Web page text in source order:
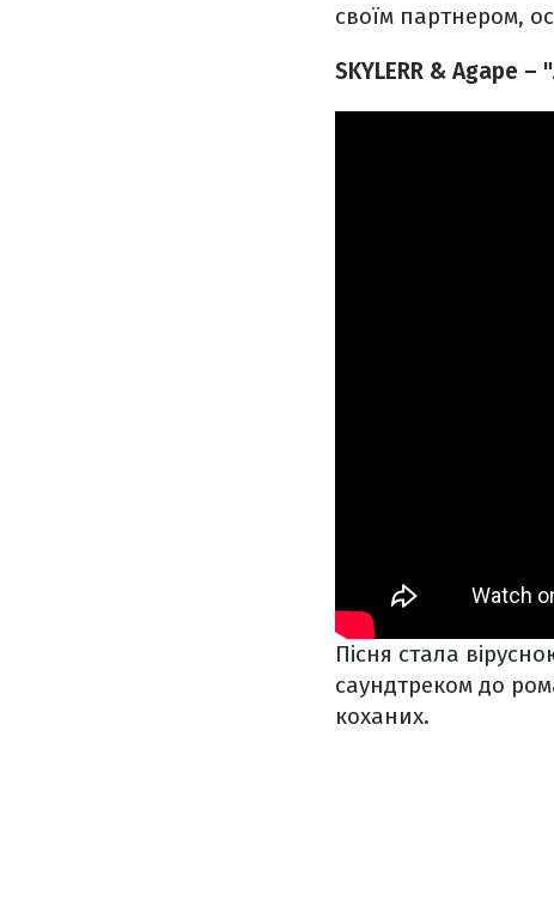
своїм партнером,
SKYLERR & Agape
Пісня стала
саундтреком до
коханих.